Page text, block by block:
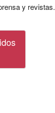
y revistas.